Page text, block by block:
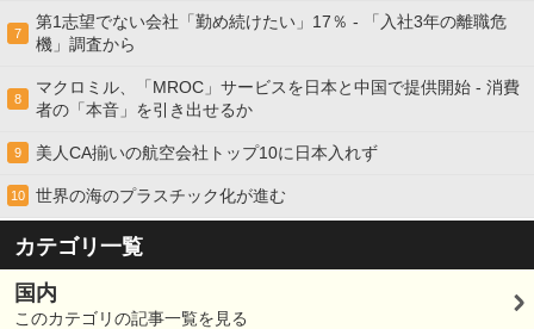
7
第1志望でない会社「勤め続けたい」17％ - 「入社3年の離職危
機」調査から
8
マクロミル、「MROC」サービスを日本と中国で提供開始 - 消費
者の「本音」を引き出せるか
9 美人CA揃いの航空会社トップ10に日本入れず
10 世界の海のプラスチック化が進む
カテゴリ一覧
国内
このカテゴリの記事一覧を見る